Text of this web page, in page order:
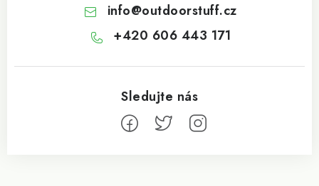
info@outdoorstuff.cz
+420 606 443 171